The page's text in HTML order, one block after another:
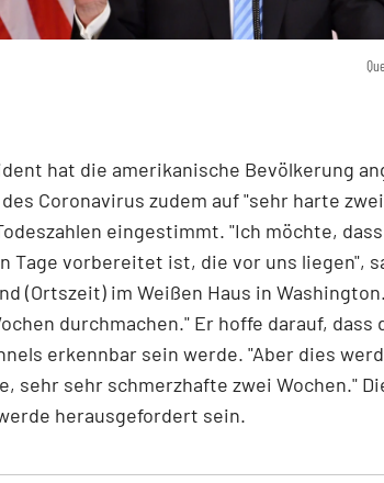
hat die amerikanische Bevölkerung
Coronavirus zudem auf "sehr harte
eingestimmt. "Ich möchte,
Tage vorbereitet ist, die vor uns liegen",
(Ortszeit) im Weißen Haus in
durchmachen." Er hoffe darauf, dass
erkennbar sein werde. "Aber dies
sehr sehr schmerzhafte zwei Wochen."
herausgefordert sein.